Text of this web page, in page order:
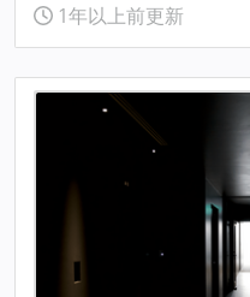
1年以上前更新